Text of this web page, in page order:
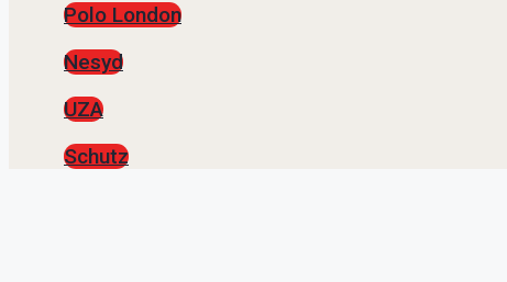
Polo London
Nesyd
UZA
Schutz